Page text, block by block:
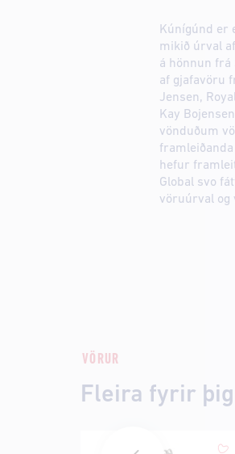
Kúnígúnd er
mikið úrval
á hönnun
af gjafavöru
Jensen,
Kay
vönduðum
hefur
Global svo
vöruúrval og
VÖRUR
Fleira fyrir þig